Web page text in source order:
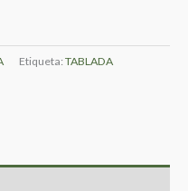
Etiqueta: TABLADA